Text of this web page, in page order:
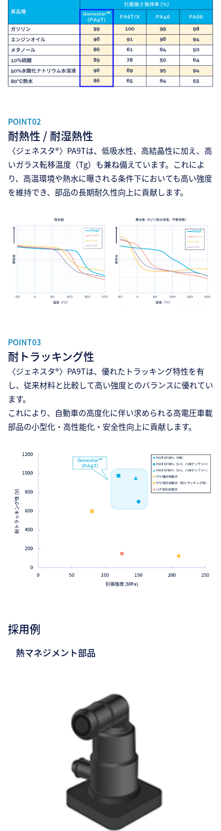
POINT02
耐熱性 / 耐湿熱性
〈ジェネスタ®〉PA9Tは、低吸水性、高結晶性に加え、高
いガラス転移温度（Tg）も兼ね備えています。これによ
り、高温環境や熱水に曝される条件下においても高い強度
を維持でき、部品の長期耐久性向上に貢献します。
POINT03
耐トラッキング性
〈ジェネスタ®〉PA9Tは、優れたトラッキング特性を有
し、従来材料と比較して高い強度とのバランスに優れてい
ます。
これにより、自動車の高度化に伴い求められる高電圧車載
部品の小型化・高性能化・安全性向上に貢献します。
採用例
熱マネジメント部品